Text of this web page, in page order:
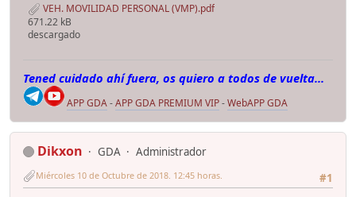
VEH. MOVILIDAD PERSONAL (VMP).pdf
671.22 kB
descargado
Tened cuidado ahí fuera, os quiero a todos de vuelta...
APP GDA-APP GDA PREMIUM VIP-WebAPP GDA
Dikxon GDA
Administrador
#1
Miércoles 10 de Octubre de 2018. 12:45 horas.